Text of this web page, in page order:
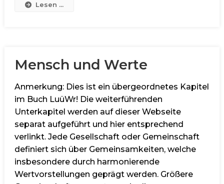
Lesen ...
Mensch und Werte
Anmerkung: Dies ist ein übergeordnetes Kapitel
im Buch LuüWr! Die weiterführenden
Unterkapitel werden auf dieser Webseite
separat aufgeführt und hier entsprechend
verlinkt. Jede Gesellschaft oder Gemeinschaft
definiert sich über Gemeinsamkeiten, welche
insbesondere durch harmonierende
Wertvorstellungen geprägt werden. Größere